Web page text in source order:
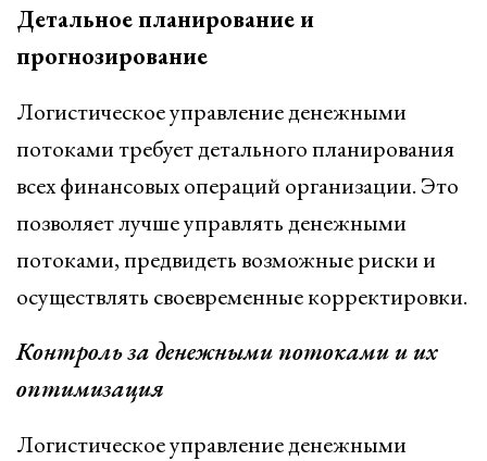
Детальное планирование и
прогнозирование
Логистическое управление денежными
потоками требует детального планирования
всех финансовых операций организации. Это
позволяет лучше управлять денежными
потоками, предвидеть возможные риски и
осуществлять своевременные корректировки.
Контроль за денежными потоками и их
оптимизация
Логистическое управление денежными